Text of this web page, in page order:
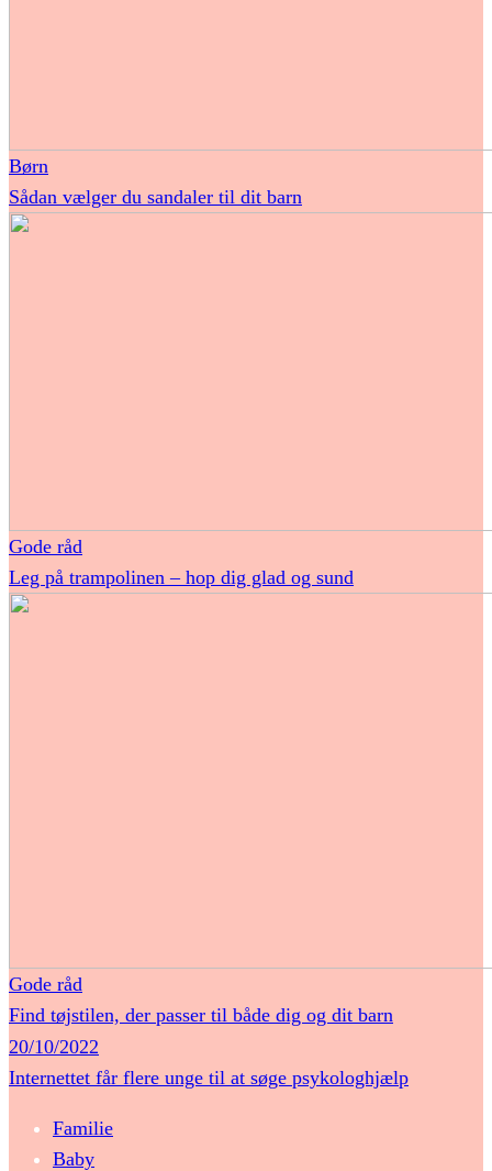
Børn
Sådan vælger du sandaler til dit barn
Gode råd
Leg på trampolinen – hop dig glad og sund
Gode råd
Find tøjstilen, der passer til både dig og dit barn
20/10/2022
Internettet får flere unge til at søge psykologhjælp
Familie
Baby